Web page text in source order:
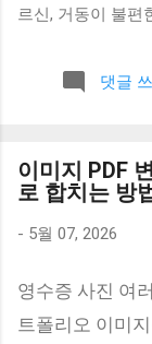
르신, 거동이 불편
1월 보건복지부
스입니다. 전담
목 내용 시행
지부 노인정책과
(매년 갱신 가능)
준 (3가지 중 하나
수급자 소득 기준
댓글
이미지 PDF
로 합치는 방
- 5월 07, 2026
영수증 사진 여
트폴리오 이미